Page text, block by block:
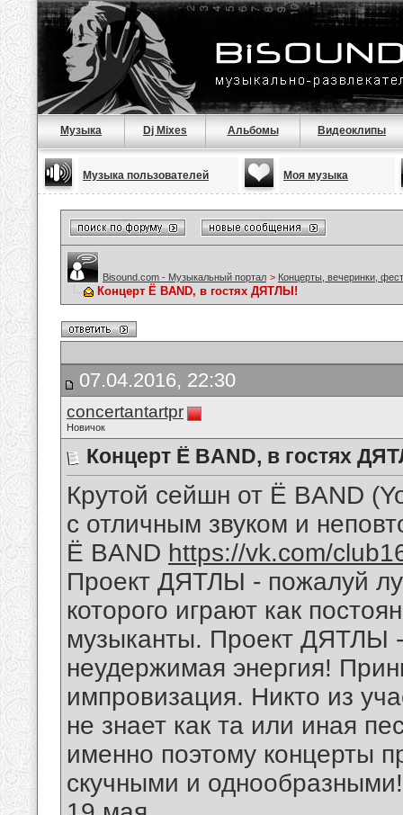
Музыка Dj Mixes Альбомы Видеоклипы
Музыка пользователей Моя музыка
Bisound.com - Музыкальный портал > Концерты, вечеринки,
Концерт Ë BAND, в гоcтях ДЯТЛЫ!
07.04.2016, 22:30
concertantartpr
Новичок
Концерт Ë BAND, в гоcтях
Крутой сейшн от Ë BAND
с отличным звуком и
Ë BAND https://vk.com/
Проект ДЯТЛЫ - пожалуй
которого играют как
музыканты. Проект ДЯТЛЫ
неудержимая энергия!
импровизация. Никто из
не знает как та или иная
именно поэтому концерты
скучными и однообразными!